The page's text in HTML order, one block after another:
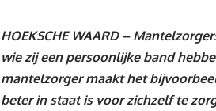
HOEKSCHE WAARD –
wie zij een persoonlijke band
mantelzorger maakt het
beter in staat is voor zichzelf te